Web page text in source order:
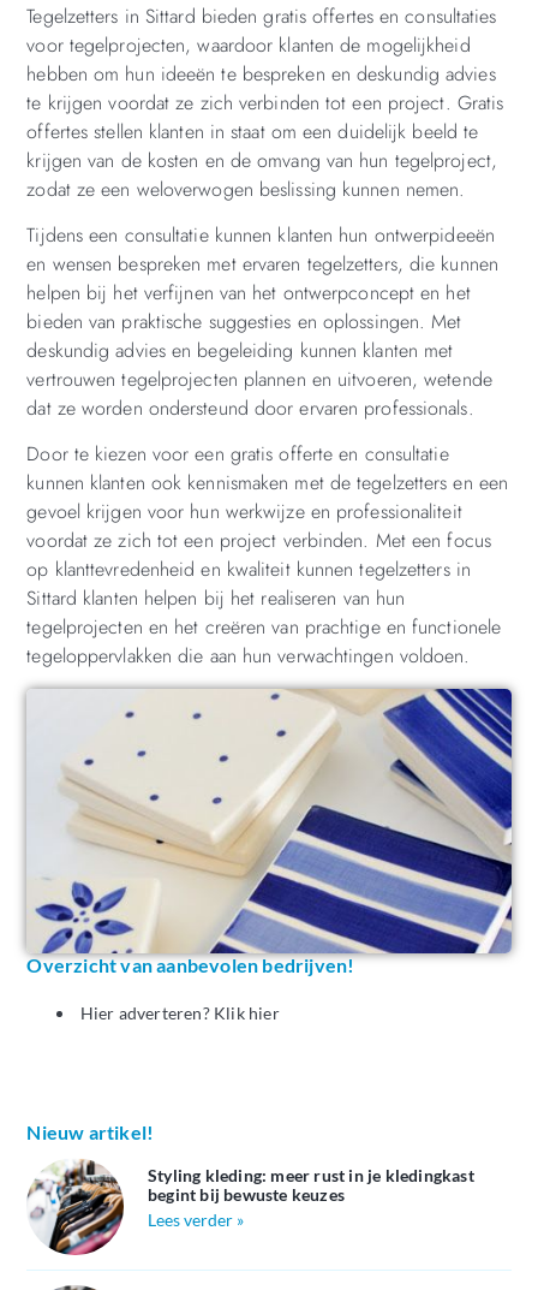
Tegelzetters in Sittard bieden gratis offertes en consultaties
voor tegelprojecten, waardoor klanten de mogelijkheid
hebben om hun ideeën te bespreken en deskundig advies
te krijgen voordat ze zich verbinden tot een project. Gratis
offertes stellen klanten in staat om een duidelijk beeld te
krijgen van de kosten en de omvang van hun tegelproject,
zodat ze een weloverwogen beslissing kunnen nemen.
Tijdens een consultatie kunnen klanten hun ontwerpideeën
en wensen bespreken met ervaren tegelzetters, die kunnen
helpen bij het verfijnen van het ontwerpconcept en het
bieden van praktische suggesties en oplossingen. Met
deskundig advies en begeleiding kunnen klanten met
vertrouwen tegelprojecten plannen en uitvoeren, wetende
dat ze worden ondersteund door ervaren professionals.
Door te kiezen voor een gratis offerte en consultatie
kunnen klanten ook kennismaken met de tegelzetters en een
gevoel krijgen voor hun werkwijze en professionaliteit
voordat ze zich tot een project verbinden. Met een focus
op klanttevredenheid en kwaliteit kunnen tegelzetters in
Sittard klanten helpen bij het realiseren van hun
tegelprojecten en het creëren van prachtige en functionele
tegeloppervlakken die aan hun verwachtingen voldoen.
Overzicht van aanbevolen bedrijven!
Hier adverteren? Klik hier
Nieuw artikel!
Styling kleding: meer rust in je kledingkast
begint bij bewuste keuzes
Lees verder »